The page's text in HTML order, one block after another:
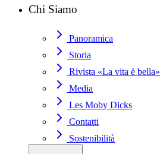
Chi Siamo
Panoramica
Storia
Rivista «La vita è bella»
Media
Les Moby Dicks
Contatti
Sostenibilità